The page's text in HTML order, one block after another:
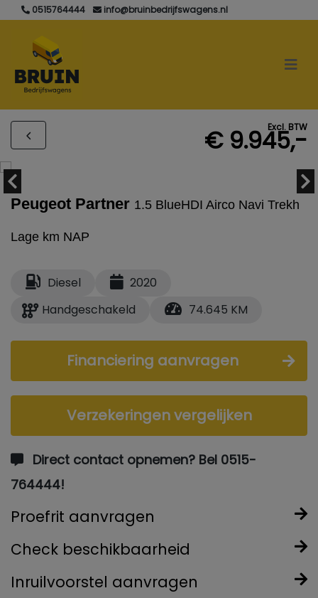
0515764444 info@bruinbedrijfswagens.nl
Excl. BTW
€ 9.945,-
Peugeot Partner 1.5 BlueHDI Airco Navi Trekh
Lage km NAP
Diesel
2020
Handgeschakeld
74.645 KM
Financiering aanvragen
Verzekeringen vergelijken
Direct contact opnemen? Bel 0515-
764444!
Proefrit aanvragen
Check beschikbaarheid
Inruilvoorstel aanvragen